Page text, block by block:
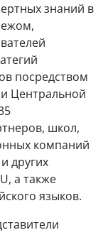
знаний в
посредством
Центральной
школ,
компаний
других
а также
языков.